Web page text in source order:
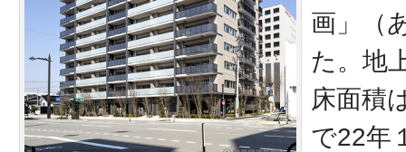
画」（
た。地
床面積
で22年